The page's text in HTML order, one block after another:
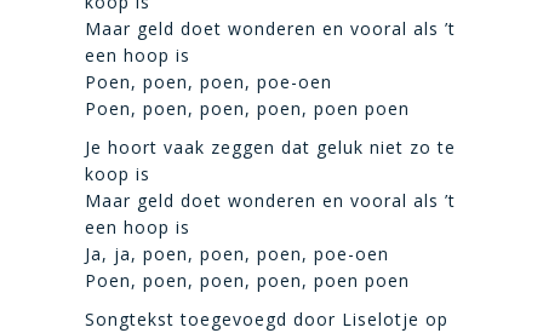
Maar geld doet wonderen en vooral als ’t
een hoop is
Poen, poen, poen, poe-oen
Poen, poen, poen, poen, poen poen
Je hoort vaak zeggen dat geluk niet zo te
koop is
Maar geld doet wonderen en vooral als ’t
een hoop is
Ja, ja, poen, poen, poen, poe-oen
Poen, poen, poen, poen, poen poen
Songtekst toegevoegd door Liselotje op